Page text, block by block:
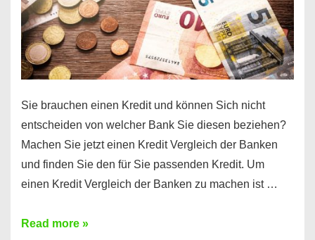
finden
Sie brauchen einen Kredit und können Sich nicht
entscheiden von welcher Bank Sie diesen beziehen?
Machen Sie jetzt einen Kredit Vergleich der Banken
und finden Sie den für Sie passenden Kredit. Um
einen Kredit Vergleich der Banken zu machen ist …
Sie
Read more »